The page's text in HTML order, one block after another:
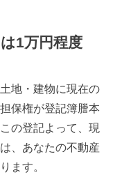
1万円程度
地・建物に現在の
保権が登記簿謄本
の登記よって、現
、あなたの不動産
ます。